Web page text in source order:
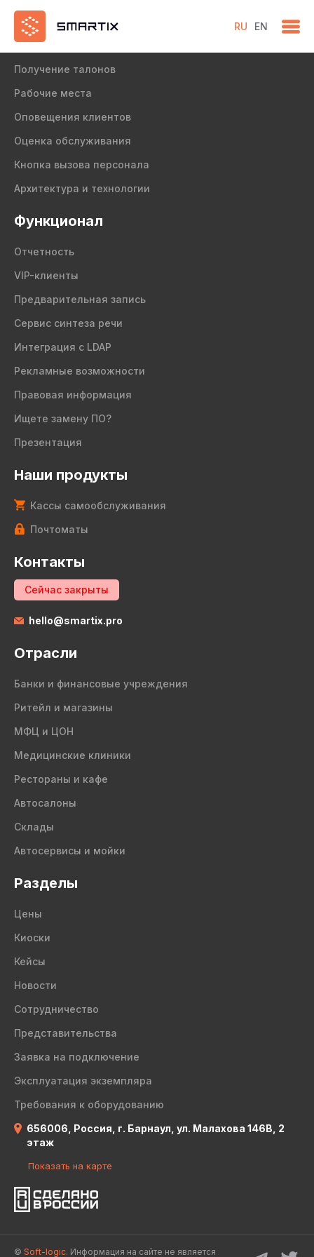
RU EN
Продукт
Получение талонов
Рабочие места
Оповещения клиентов
Оценка обслуживания
Кнопка вызова персонала
Архитектура и технологии
Функционал
Отчетность
VIP-клиенты
Предварительная запись
Сервис синтеза речи
Интеграция с LDAP
Рекламные возможности
Правовая информация
Ищете замену ПО?
Презентация
Наши продукты
Кассы самообслуживания
Почтоматы
Контакты
Сейчас закрыты
hello@smartix.pro
Отрасли
Банки и финансовые учреждения
Ритейл и магазины
МФЦ и ЦОН
Медицинские клиники
Рестораны и кафе
Автосалоны
Склады
Автосервисы и мойки
Разделы
Цены
Киоски
Кейсы
Новости
Сотрудничество
Представительства
Заявка на подключение
Эксплуатация экземпляра
Требования к оборудованию
656006, Россия, г. Барнаул, ул. Малахова 146В, 2
этаж
Показать на карте
© Soft-logic. Информация на сайте не является